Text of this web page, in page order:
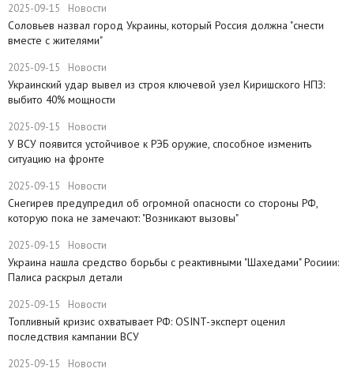
2025-09-15 Новости
Соловьев назвал город Украины, который Россия должна "снести
вместе с жителями"
2025-09-15 Новости
​Украинский удар вывел из строя ключевой узел Киришского НПЗ:
выбито 40% мощности
2025-09-15 Новости
У ВСУ появится устойчивое к РЭБ оружие, способное изменить
ситуацию на фронте
2025-09-15 Новости
Снегирев предупредил об огромной опасности со стороны РФ,
которую пока не замечают: "Возникают вызовы"
2025-09-15 Новости
​Украина нашла средство борьбы с реактивными "Шахедами" Росиии:
Палиса раскрыл детали
2025-09-15 Новости
​Топливный кризис охватывает РФ: OSINT-эксперт оценил
последствия кампании ВСУ
2025-09-15 Новости